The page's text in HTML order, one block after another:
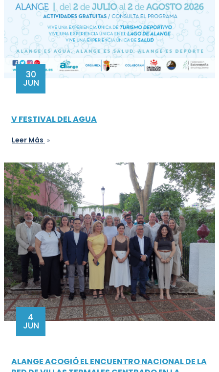
30
JUN
V FESTIVAL DEL AGUA
Leer Más
4
JUN
ALANGE ACOGIÓ EL ENCUENTRO NACIONAL DE LA